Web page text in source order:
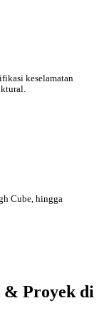
keselamatan
Cube, hingga
& Proyek di